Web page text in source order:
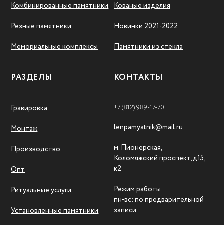
Комбинированные памятники
Резные памятники
Мемориальные комплексы
Кованые изделия
Новинки 2021-2022
Памятники из стекла
РАЗДЕЛЫ
Гравировка
Монтаж
Производство
Опт
Ритуальные услуги
Установленные памятники
КОНТАКТЫ
+7 (812) 989-17-70
lenpamyatnik@mail.ru
м. Пионерская,
Коломяжский проспект, д15,
к2
Режим работы
пн-вс: по предварительной
записи